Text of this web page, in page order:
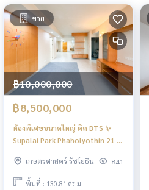
ขาย
฿10,000,000
฿8,500,000
ห้องพิเศษขนาดใหญ่ ติด BTS ✨
Supalai Park Phaholyothin 21 /
ปาร์ค พหลโยธิน 21 / 3 ห้องนอน
(ขาย) PINP267
เกษตรศาสตร์ รัชโยธิน 841
พื้นที่ : 130.81 ตร.ม.